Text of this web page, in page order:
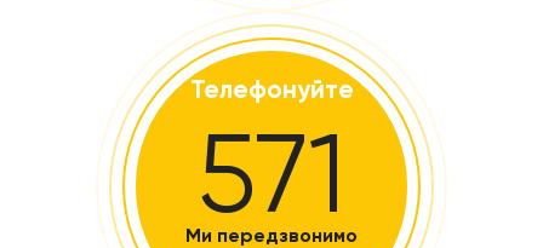
Телефонуйте
571
Ми передзвонимо